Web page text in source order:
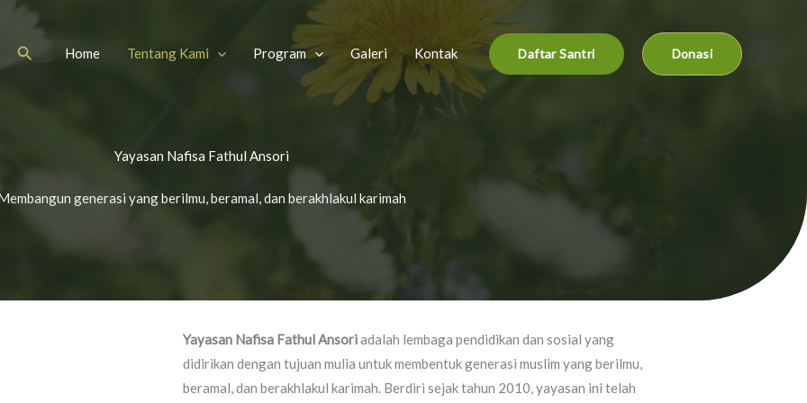
Search Home Tentang Kami Program Galeri Kontak Daftar Santri Donasi
Yayasan Nafisa Fathul Ansori
generasi yang berilmu, beramal, dan berakhlakul karimah
Yayasan Nafisa Fathul Ansoriadalah lembaga pendidikan dan sosial yang
didirikan dengan tujuan mulia untuk membentuk generasi muslim yang berilmu,
beramal, dan berakhlakul karimah. Berdiri sejak tahun 2010, yayasan ini telah